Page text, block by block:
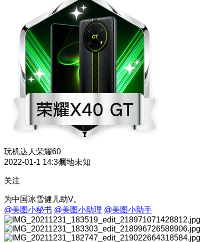
玩机达人 荣耀60
2022-01-1 14:34属地未知
关注
为中国冰雪健儿助V。
@美图小秘书 @美图小助理 @美图小助手